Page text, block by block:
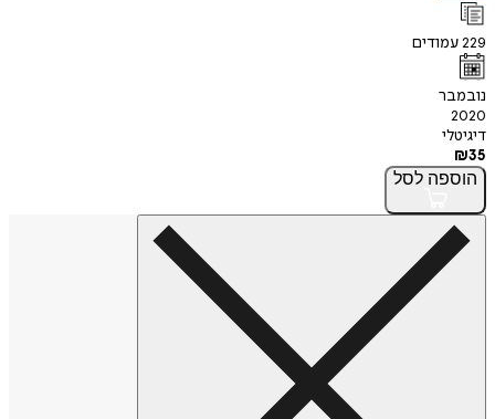
229עמודים
נובמבר
2020
דיגיטלי
₪35
הוספה לסל